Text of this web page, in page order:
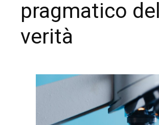
pragmatico
verità